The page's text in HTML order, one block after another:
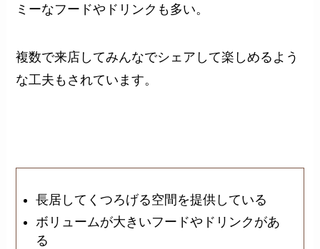
ミーなフードやドリンクも多い。
複数で来店してみんなでシェアして楽しめるよう
な工夫もされています。
長居してくつろげる空間を提供している
ボリュームが大きいフードやドリンクがあ
る